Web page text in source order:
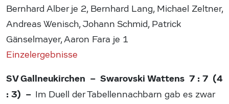
Bernhard Alber je 2, Bernhard Lang, Michael Zeltner,
Andreas Wenisch, Johann Schmid, Patrick
Gänselmayer, Aaron Fara je 1
Einzelergebnisse
SV Gallneukirchen – Swarovski Wattens 7 : 7 (4
: 3) – Im Duell der Tabellennachbarn gab es zwar